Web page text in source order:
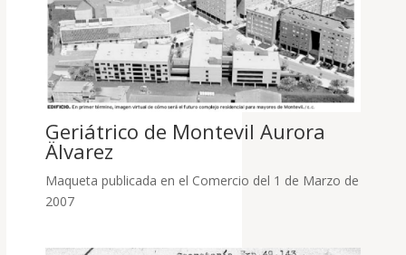
Geriátrico de Montevil Aurora
Älvarez
Maqueta publicada en el Comercio del 1 de Marzo de
2007